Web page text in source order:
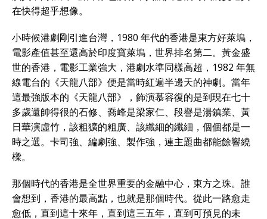
在快得超乎想像。
小時候港劇剛引進台灣，1980 年代的香港是東方好萊塢，
電影產值甚至還高於印度寶萊塢，世界排名第二。黃金盛
世的香港，電影工業強大，港劇水準同樣高超，1982 年無
線電台的《天龍八部》便是當時紅遍半邊天的神劇。當年
這最強版本的《天龍八部》，飾演慕容復的是到現在七十
多歲還帥得很的石修、喬峰是梁家仁、段譽是湯鎮業、黃
日華演虛竹，該粗獷的粗廣、該纖細的纖細，個個都是一
時之選。卡司強、編劇強、製作強，連主題曲都能餘響繞
樑。
那個時代的香港是全世界重要的金融中心，東方之珠。誰
會想到，香港的最高點，也就是那個時代。從此一路愈走
愈低，直到這十來年，直到這三五年，直到可預見的未